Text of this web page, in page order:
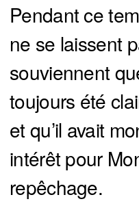
Pendant ce
ne se laissent
souviennent
toujours été
et qu’il avait
intérêt pour
repêchage.